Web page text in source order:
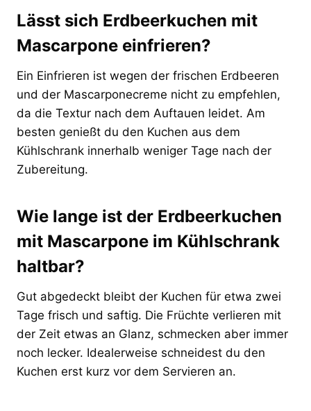
Lässt sich Erdbeerkuchen mit
Mascarpone einfrieren?
Ein Einfrieren ist wegen der frischen Erdbeeren
und der Mascarponecreme nicht zu empfehlen,
da die Textur nach dem Auftauen leidet. Am
besten genießt du den Kuchen aus dem
Kühlschrank innerhalb weniger Tage nach der
Zubereitung.
Wie lange ist der Erdbeerkuchen
mit Mascarpone im Kühlschrank
haltbar?
Gut abgedeckt bleibt der Kuchen für etwa zwei
Tage frisch und saftig. Die Früchte verlieren mit
der Zeit etwas an Glanz, schmecken aber immer
noch lecker. Idealerweise schneidest du den
Kuchen erst kurz vor dem Servieren an.